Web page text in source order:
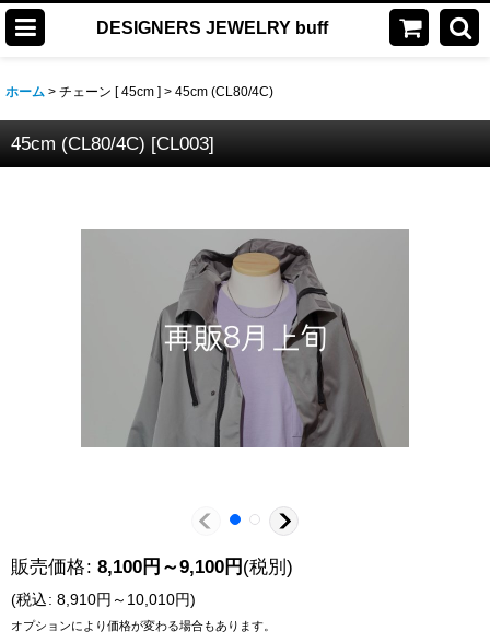
DESIGNERS JEWELRY buff
ホーム > チェーン [ 45cm ] > 45cm (CL80/4C)
45cm (CL80/4C) [CL003]
販売価格: 8,100円 ～9,100円 (税別)
(税込: 8,910円 ～10,010円)
オプションにより価格が変わる場合もあります。